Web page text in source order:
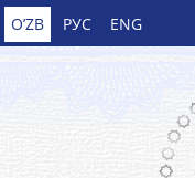
O’ZB РУС ENG